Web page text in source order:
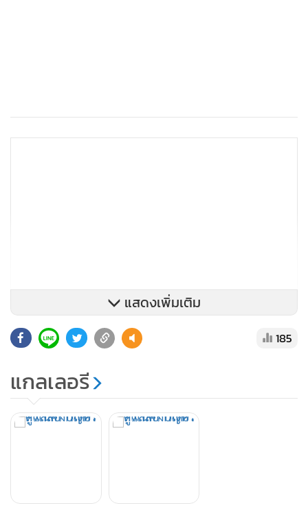
1.ส่วนผสมใหม่ที่ผสมผสานระหว่าง moisturizing agent และ
base skin condition agent ผลลัพธ์ คือ สูตรส่วนผสมใหม่ที่มอบ
2. ส่วนผสมปรับสภาพผิว (ลดความเด่นชัดของรูขุมขน) หลังจากที่
แสดงเพิ่มเติม
185
แกลเลอรี